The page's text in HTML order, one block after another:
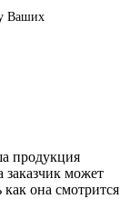
Ваших
продукция
заказчик может
она смотрится